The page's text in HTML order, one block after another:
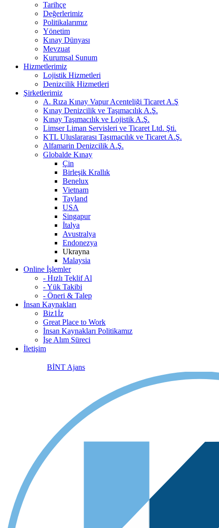
Tarihçe
Değerlerimiz
Politikalarımız
Yönetim
Kınay Dünyası
Mevzuat
Kurumsal Sunum
Hizmetlerimiz
Lojistik Hizmetleri
Denizcilik Hizmetleri
Şirketlerimiz
A. Rıza Kınay Vapur Acenteliği Ticaret A.Ş
Kınay Denizcilik ve Taşımacılık A.Ş.
Kınay Taşımacılık ve Lojistik A.Ş.
Limser Liman Servisleri ve Ticaret Ltd. Şti.
KTL Uluslararası Taşımacılık ve Ticaret A.Ş.
Alfamarin Denizcilik A.Ş.
Globalde Kınay
Çin
Birleşik Krallık
Benelux
Vietnam
Tayland
USA
Singapur
İtalya
Avustralya
Endonezya
Ukrayna
Malaysia
Online İşlemler
- Hızlı Teklif Al
- Yük Takibi
- Öneri & Talep
İnsan Kaynakları
Biz1İz
Great Place to Work
İnsan Kaynakları Politikamız
İşe Alım Süreci
İletişim
BİNT Ajans